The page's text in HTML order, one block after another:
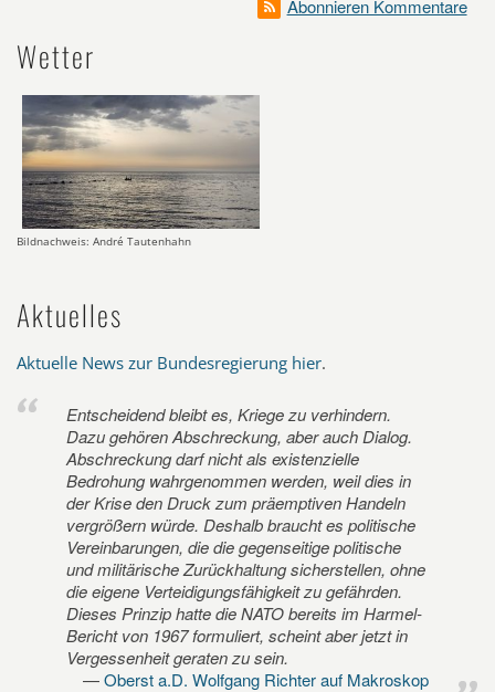
Abonnieren Kommentare
Wetter
Bildnachweis: André Tautenhahn
Aktuelles
Aktuelle News zur Bundesregierung hier.
Entscheidend bleibt es, Kriege zu verhindern.
Dazu gehören Abschreckung, aber auch Dialog.
Abschreckung darf nicht als existenzielle
Bedrohung wahrgenommen werden, weil dies in
der Krise den Druck zum präemptiven Handeln
vergrößern würde. Deshalb braucht es politische
Vereinbarungen, die die gegenseitige politische
und militärische Zurückhaltung sicherstellen, ohne
die eigene Verteidigungsfähigkeit zu gefährden.
Dieses Prinzip hatte die NATO bereits im Harmel-
Bericht von 1967 formuliert, scheint aber jetzt in
Vergessenheit geraten zu sein.
Oberst a.D. Wolfgang Richter auf Makroskop